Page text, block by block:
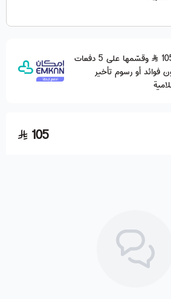
وقسّمها على 5 دفعات
فوائد أو رسوم تأخير
105